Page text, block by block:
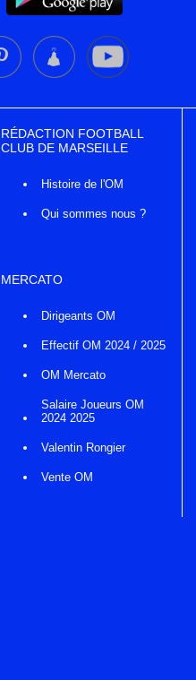
RÉDACTION FOOTBALL
CLUB DE MARSEILLE
Histoire de l'OM
Qui sommes nous ?
MERCATO
Dirigeants OM
Effectif OM 2024 / 2025
OM Mercato
Salaire Joueurs OM
2024 2025
Valentin Rongier
Vente OM